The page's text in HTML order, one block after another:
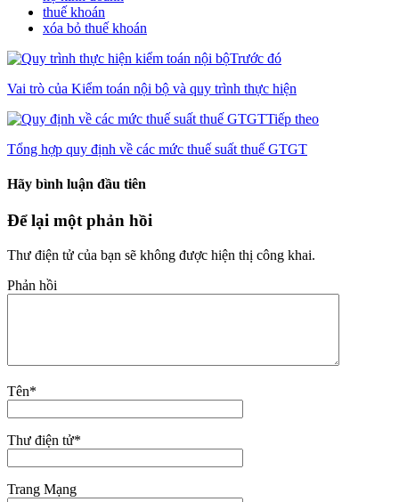
thuế khoán
xóa bỏ thuế khoán
Trước đó
Vai trò của Kiểm toán nội bộ và quy trình thực hiện
Tiếp theo
Tổng hợp quy định về các mức thuế suất thuế GTGT
Hãy bình luận đầu tiên
Để lại một phản hồi
Thư điện tử của bạn sẽ không được hiện thị công khai.
Phản hồi
Tên*
Thư điện tử*
Trang Mạng